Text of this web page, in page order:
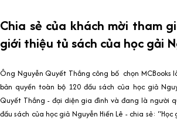
Chia sẻ của khách mời tham
giới thiệu tủ sách của học gải
Ông Nguyễn Quyết Thắng công bố chọn MCBooks
bản quyền toàn bộ 120 đầu sách của học giả
Quyết Thắng - đại diện gia đình và đang là người
đầu sách của học giả Nguyễn Hiến Lê - chia sẻ: